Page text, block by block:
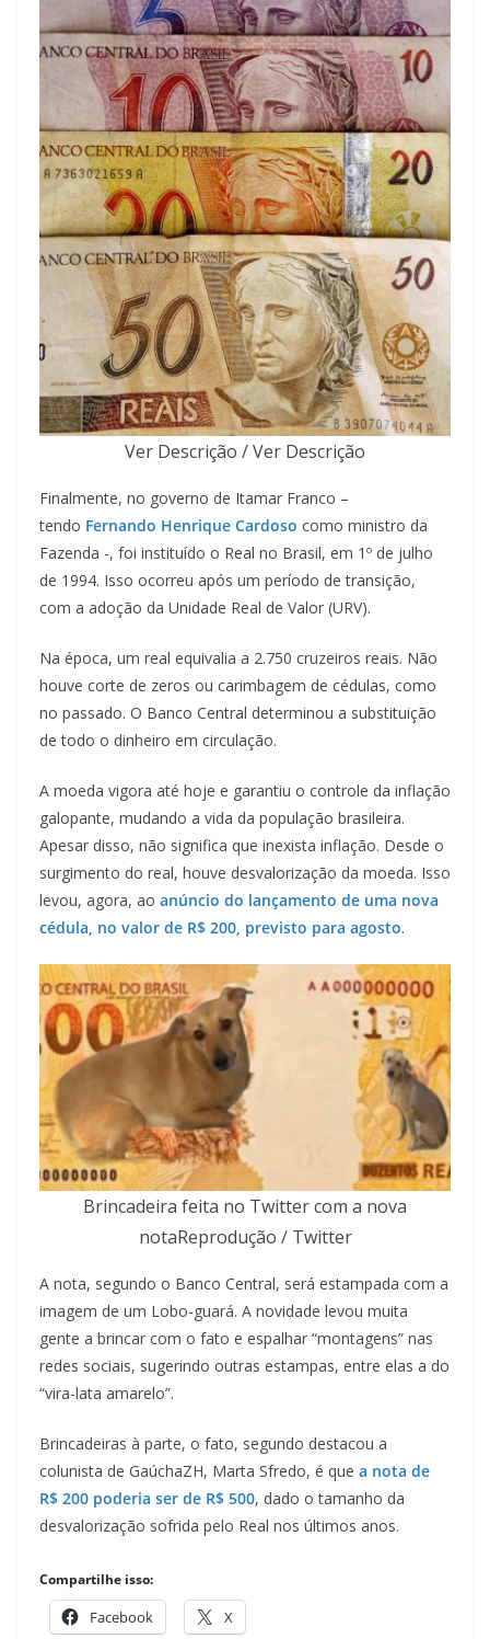
Ver Descrição / Ver Descrição
Finalmente, no governo de Itamar Franco –
tendo Fernando Henrique Cardoso como ministro da
Fazenda -, foi instituído o Real no Brasil, em 1º de julho
de 1994. Isso ocorreu após um período de transição,
com a adoção da Unidade Real de Valor (URV).
Na época, um real equivalia a 2.750 cruzeiros reais. Não
houve corte de zeros ou carimbagem de cédulas, como
no passado. O Banco Central determinou a substituição
de todo o dinheiro em circulação.
A moeda vigora até hoje e garantiu o controle da inflação
galopante, mudando a vida da população brasileira.
Apesar disso, não significa que inexista inflação. Desde o
surgimento do real, houve desvalorização da moeda. Isso
levou, agora, ao anúncio do lançamento de uma nova
cédula, no valor de R$ 200, previsto para agosto.
Brincadeira feita no Twitter com a nova
notaReprodução / Twitter
A nota, segundo o Banco Central, será estampada com a
imagem de um Lobo-guará. A novidade levou muita
gente a brincar com o fato e espalhar “montagens” nas
redes sociais, sugerindo outras estampas, entre elas a do
“vira-lata amarelo”.
Brincadeiras à parte, o fato, segundo destacou a
colunista de GaúchaZH, Marta Sfredo, é que a nota de
R$ 200 poderia ser de R$ 500, dado o tamanho da
desvalorização sofrida pelo Real nos últimos anos.
Compartilhe isso:
Facebook X